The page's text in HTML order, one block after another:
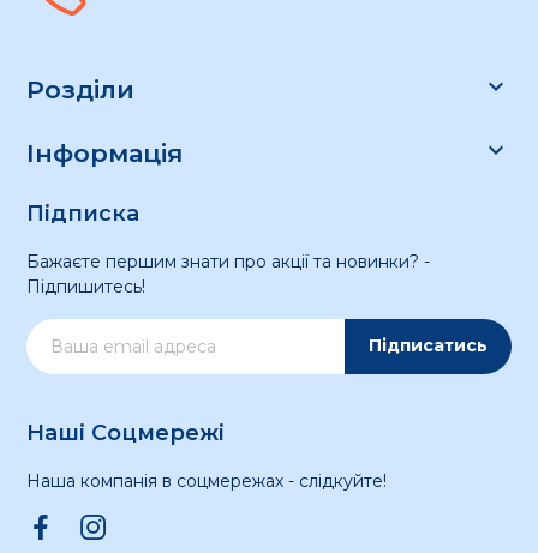
Розділи 
Інформація 
Підписка
Бажаєте першим знати про акції та новинки? -
Підпишитесь!
Підписатись
Наші Соцмережі
Наша компанія в соцмережах - слідкуйте!